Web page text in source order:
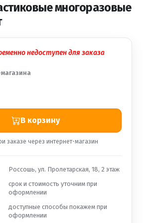
многоразовые
недоступен для заказа
В корзину
заказе через интернет-магазин
Россошь, ул. Пролетарская, 18, 2 этаж
срок и стоимость уточним при
оформлении
доступные способы покажем при
оформлении